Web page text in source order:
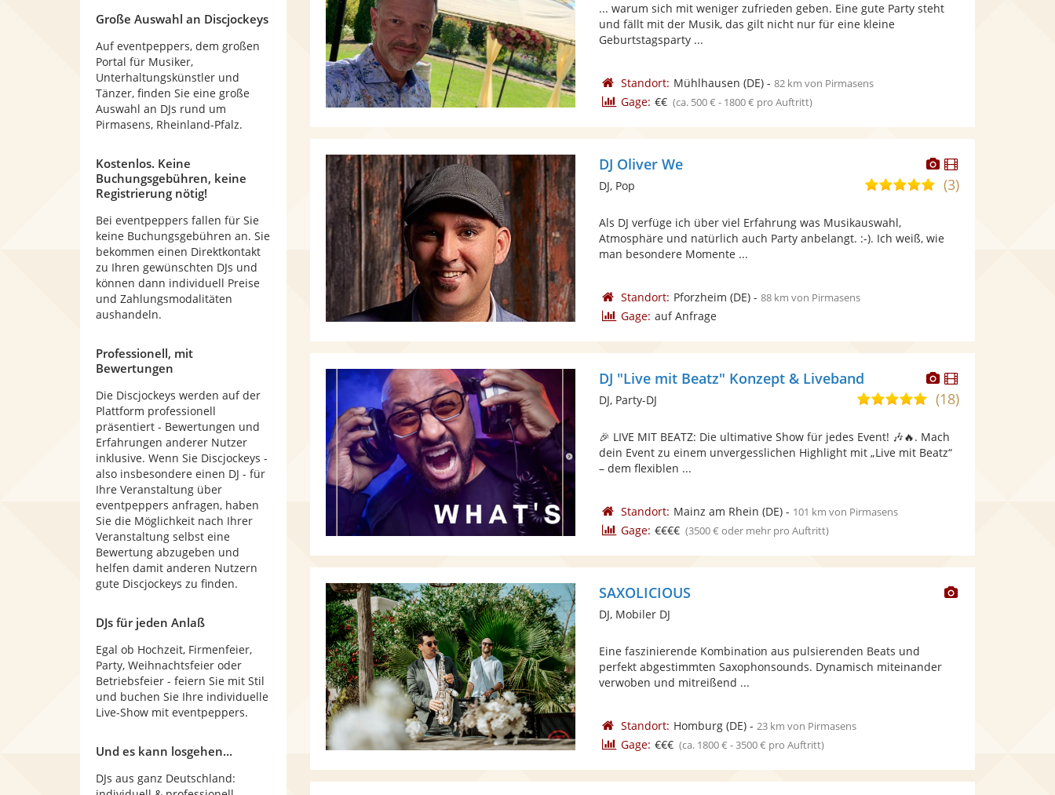
bereit.
5
... warum sich mit weniger zufrieden geben. Eine gute Party steht
und fällt mit der Musik, das gilt nicht nur für eine kleine
Geburtstagsparty ...
Standort: Mühlhausen (DE)- 82 km von Pirmasens
Gage: €€ (ca. 500 € - 1800 € pro Auftritt)
Dieser
Künstler
stellt
Dieser
Künstler
DJ Oliver We
5,0
Sternen
(3)
DJ, Pop
Als DJ verfüge ich über viel Erfahrung was Musikauswahl,
Atmosphäre und natürlich auch Party anbelangt. :-). Ich weiß, wie
man besondere Momente ...
Standort: Pforzheim (DE)- 88 km von Pirmasens
Gage: auf Anfrage
Dieser
Künstler
stellt
Fotos
bereit.
Dieser
Künstler
DJ "Live mit Beatz" Konzept & Liveband
4,9
5
Sternen
(18)
DJ, Party-DJ
🎉 LIVE MIT BEATZ: Die ultimative Show für jedes Event! 🎶🔥. Mach
dein Event zu einem unvergesslichen Highlight mit „Live mit Beatz“
– dem flexiblen ...
Standort: Mainz am Rhein (DE)- 101 km von Pirmasens
Gage: €€€€ (3500 € oder mehr pro Auftritt)
Dieser
SAXOLICIOUS
DJ, Mobiler DJ
Eine faszinierende Kombination aus pulsierenden Beats und
perfekt abgestimmten Saxophonsounds. Dynamisch miteinander
verwoben und mitreißend ...
Standort: Homburg(DE)- 23 km von Pirmasens
Gage: €€€ (ca. 1800 € - 3500 € pro Auftritt)
Große Auswahl an Discjockeys
Auf eventpeppers, dem großen
Portal für Musiker,
Unterhaltungskünstler und
Tänzer, finden Sie eine große
Auswahl an DJs rund um
Pirmasens, Rheinland-Pfalz.
Kostenlos. Keine
Buchungsgebühren, keine
Registrierung nötig!
Bei eventpeppers fallen für Sie
keine Buchungsgebühren an. Sie
bekommen einen Direktkontakt
zu Ihren gewünschten DJs und
können dann individuell Preise
und Zahlungsmodalitäten
aushandeln.
Professionell, mit
Bewertungen
Die Discjockeys werden auf der
Plattform professionell
präsentiert - Bewertungen und
Erfahrungen anderer Nutzer
inklusive. Wenn Sie Discjockeys -
also insbesondere einen DJ - für
Ihre Veranstaltung über
eventpeppers anfragen, haben
Sie die Möglichkeit nach Ihrer
Veranstaltung selbst eine
Bewertung abzugeben und
helfen damit anderen Nutzern
gute Discjockeys zu finden.
DJs für jeden Anlaß
Egal ob Hochzeit, Firmenfeier,
Party, Weihnachtsfeier oder
Betriebsfeier - feiern Sie mit Stil
und buchen Sie Ihre individuelle
Live-Show mit eventpeppers.
Und es kann losgehen...
DJs aus ganz Deutschland: